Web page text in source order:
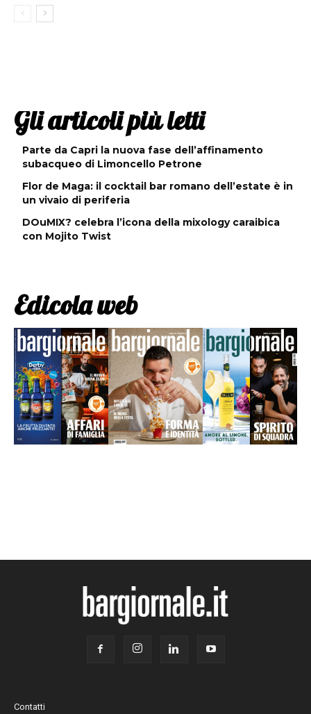
Gli articoli più letti
Parte da Capri la nuova fase dell’affinamento
subacqueo di Limoncello Petrone
Flor de Maga: il cocktail bar romano dell’estate è in
un vivaio di periferia
DOuMIX? celebra l’icona della mixology caraibica
con Mojito Twist
Edicola web
Contatti